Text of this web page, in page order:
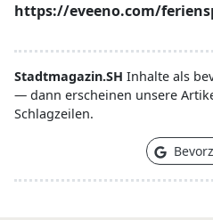
https://eveeno.com/
Stadtmagazin.SH Inhalte als
— dann erscheinen unsere
Schlagzeilen.